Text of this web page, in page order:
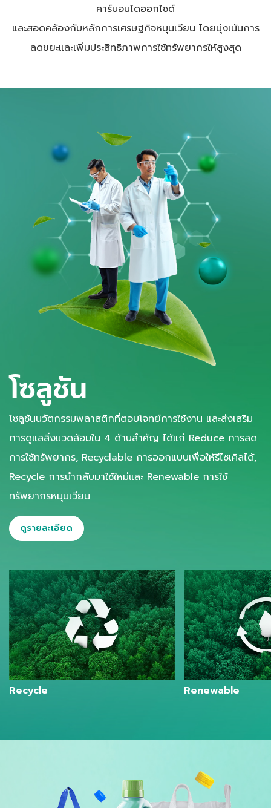
คาร์บอนไดออกไซด์
และสอดคล้องกับหลักการเศรษฐกิจหมุนเวียน โดยมุ่งเน้นการ
ลดขยะและเพิ่มประสิทธิภาพการใช้ทรัพยากรให้สูงสุด
โซลูชัน
โซลูชันนวัตกรรมพลาสติกที่ตอบโจทย์การใช้งาน และส่งเสริม
การดูแลสิ่งแวดล้อมใน 4 ด้านสำคัญ ได้แก่ Reduce การลด
การใช้ทรัพยากร, Recyclable การออกแบบเพื่อให้รีไซเคิลได้,
Recycle การนำกลับมาใช้ใหม่และ Renewable การใช้
ทรัพยากรหมุนเวียน
ดูรายละเอียด
Recycle Renewable